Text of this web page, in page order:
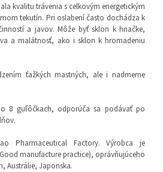
kvalitu trávenia s celkovým energetickým
tekutín. Pri oslabení často dochádza k
a javov. Môže byť sklon k hnačke,
a malátnosť, ako i sklon k hromadeniu
ťažkých mastných, ale i nadmerne
8 guľôčkach, odporúča sa podávať po
Pharmaceutical Factory. Výrobca je
manufacture practice), oprávňujúceho
Austrálie, Japonska.